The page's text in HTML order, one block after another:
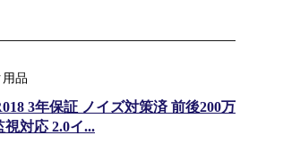
品
3年保証 ノイズ対策済 前後200万
対応 2.0イ...